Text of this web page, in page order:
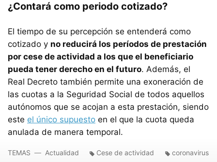
¿Contará como periodo cotizado?
El tiempo de su percepción se entenderá como
cotizado y no reducirá los períodos de prestación
por cese de actividad a los que el beneficiario
pueda tener derecho en el futuro. Además, el
Real Decreto también permite una exoneración de
las cuotas a la Seguridad Social de todos aquellos
autónomos que se acojan a esta prestación, siendo
este el único supuesto en el que la cuota queda
anulada de manera temporal.
TEMAS Actualidad Cese de actividad coronavirus